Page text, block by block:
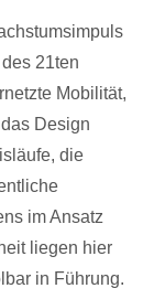
21ten
Mobilität,
Design
die
im Ansatz
liegen hier
in Führung.